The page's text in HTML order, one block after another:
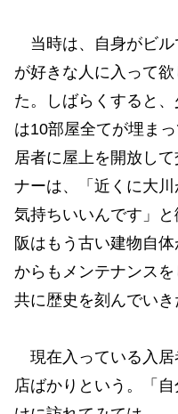
当時は、自身がビル
が好きな人に入って
た。しばらくすると
は10部屋全てが埋ま
居者に屋上を開放し
ナーは、「近くに大
気持ちいいんです」
阪はもう古い建物自
からもメンテナンス
共に歴史を刻んでいき
現在入っている入居
店ばかりという。「